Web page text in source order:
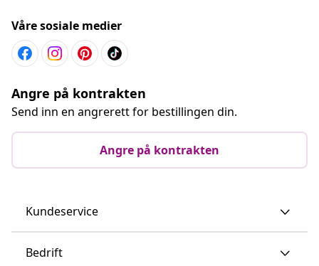
Våre sosiale medier
Angre på kontrakten
Send inn en angrerett for bestillingen din.
Angre på kontrakten
Kundeservice
Bedrift